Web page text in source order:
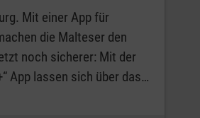
Mit einer App für
die Malteser den
noch sicherer: Mit der
App lassen sich über das…